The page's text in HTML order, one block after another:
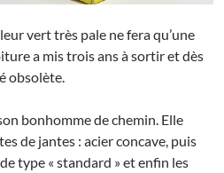
vert très pale ne fera qu’une
a mis trois ans à sortir et dès
obsolète.
bonhomme de chemin. Elle
de jantes : acier concave, puis
type « standard » et enfin les